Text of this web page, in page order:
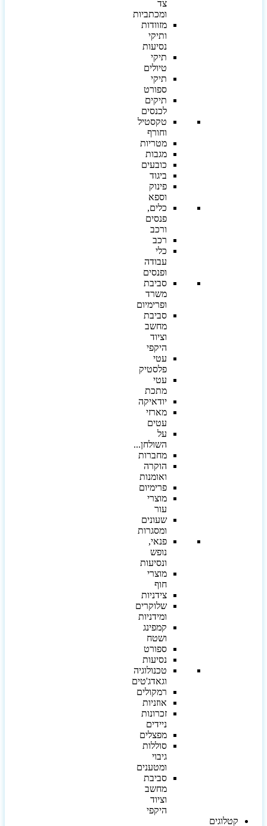
ומכתביות
מזוודות
ותיקי
נסיעות
תיקי
טיולים
תיקי
ספורט
תיקים
לכנסים
טקסטיל
וחורף
מטריות
מגבות
כובעים
ביגוד
פינוק
וספא
כלים,
פנסים
ורכב
רכב
כלי
עבודה
ופנסים
סביבת
משרד
ופרימיום
סביבת
מחשב
וציוד
היקפי
עטי
פלסטיק
עטי
מתכת
יודאיקה
מארזי
עטים
על
השולחן...
מחברות
הוקרה
ואומנות
פרימיום
מוצרי
עור
שעונים
ומסגרות
פנאי,
נופש
ונסיעות
מוצרי
חוף
צידניות
שלוקרים
ומידניות
קמפינג
ושטח
ספורט
נסיעות
טכנולוגיה
וגאדג'טים
רמקולים
אוזניות
זכרונות
ניידים
מפצלים
סוללות
גיבוי
ומטענים
סביבת
מחשב
וציוד
היקפי
קטלוגים